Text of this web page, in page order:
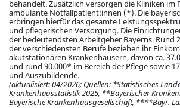
behandelt. Zusätzlich versorgen die Kliniken im
ambulante Notfallpatient:innen (*). Die
erbringen hierfür das gesamte
und pflegerischen Versorgung. Die
der bedeutendsten Arbeitgeber Bayerns. Rund
der verschiedensten Berufe beziehen ihr
akutstationären Krankenhäusern, davon ca.
und rund 90.000* im Bereich der Pflege sowie
und Auszubildende.
(aktualisiert: 04/2026; Quellen: *Statistisches
Krankenhausstatistik 2025, **Bayerischer
Bayerische Krankenhausgesellschaft, ****Bayr.